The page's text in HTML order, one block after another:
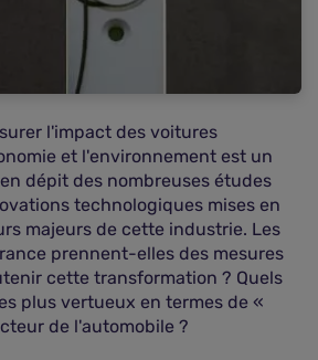
l'impact des voitures
et l'environnement est un
dépit des nombreuses études
technologiques mises en
majeurs de cette industrie. Les
prennent-elles des mesures
cette transformation ? Quels
plus vertueux en termes de «
de l'automobile ?